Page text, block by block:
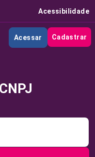
Acessibilidade
Acessar Cadastrar